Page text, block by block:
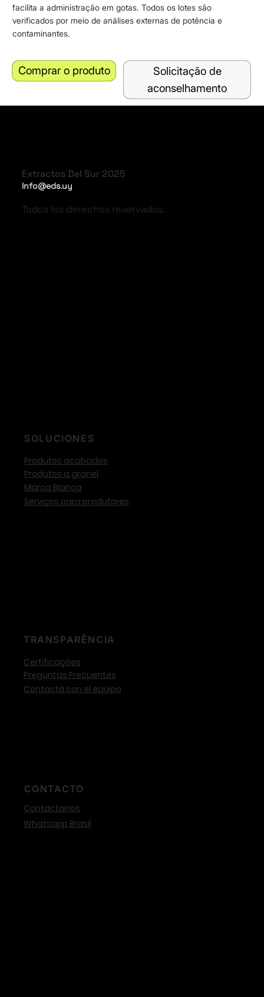
facilita a administração em gotas. Todos os lotes são
verificados por meio de análises externas de potência e
contaminantes.
Comprar o produto
Solicitação de
aconselhamento
Extractos Del Sur 2025
Info@eds.uy
Todos los derechos reservados.
CONTACTO
Contactanos
Whatsapp Brasil
SOLUCIONES
Produtos acabados
Produtos a granel
Marca Blanca
Serviços para produtores
TRANSPARÊNCIA
Certificações
Preguntas Frecuentes
Contactá con el equipo